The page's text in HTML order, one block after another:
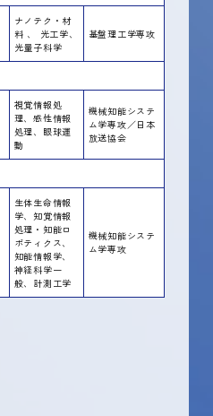
ナノテク・材
料 、 光工学、
光量子科学
基盤理工学専攻
視覚情報処
理、感性情報
処理、眼球運
動
機械知能システ
ム学専攻／日本
放送協会
生体生命情報
学、知覚情報
処理・知能ロ
ポティクス、
知能情報学、
神経科学一
般、計測工学
機械知能システ
ム学専攻